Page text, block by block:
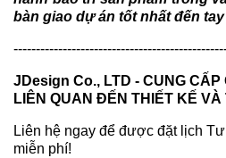
bàn giao dự án tốt nhất đến
JDesign Co., LTD - CUNG CẤP
LIÊN QUAN ĐẾN THIẾT KẾ VÀ
Liên hệ ngay để được đặt lịch
miễn phí!